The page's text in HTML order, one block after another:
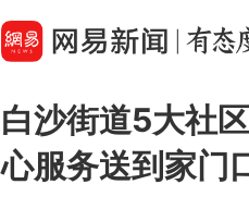
白沙街道5大社
心服务送到家门